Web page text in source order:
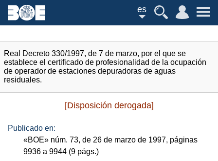
es
Real Decreto 330/1997, de 7 de marzo, por el que se
establece el certificado de profesionalidad de la ocupación
de operador de estaciones depuradoras de aguas
residuales.
[Disposición derogada]
Publicado en:
«BOE» núm. 73, de 26 de marzo de 1997, páginas
9936 a 9944 (9 págs.)